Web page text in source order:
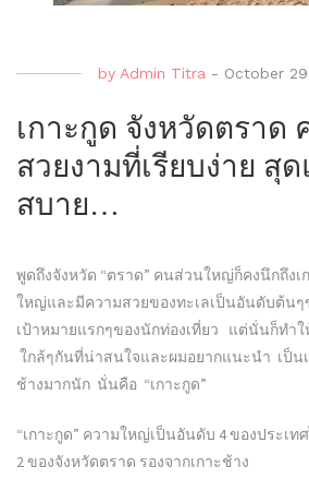
by Admin Titra - October
เกาะกูด จังหวัดตราด
สวยงามที่เรียบง่าย สุ
สบาย…
พูดถึงจังหวัด “ตราด” คนส่วนใหญ่ก็คงนึกถึงเ
ใหญ่และมีความสวยของทะเลเป็นอันดับต้นๆ
เป้าหมายแรกๆของนักท่องเที่ยว แต่นั่นก็ทำ
ใกล้ๆกันที่น่าสนใจและผมอยากแนะนำ เป็นเ
ช้างมากนัก นั่นคือ “เกาะกูด”
“เกาะกูด” ความใหญ่เป็นอันดับ 4 ของประเ
2 ของจังหวัดตราด รองจากเกาะช้าง